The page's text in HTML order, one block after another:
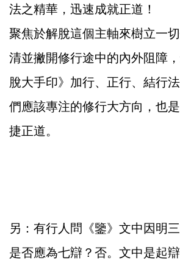
法之精華，迅速成就正道！
聚焦於解脫這個主軸來樹立一
清並撇開修行途中的內外阻障
脫大手印》加行、正行、結行
們應該專注的修行大方向，也
捷正道。
另：有行人問《鑒》文中因明
是否應為七辯？否。文中是起辯